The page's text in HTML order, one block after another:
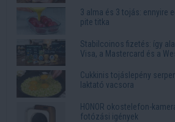
3 alma és 3 tojás: ennyire
pite titka
Stabilcoinos fizetés: így
Visa, a Mastercard és a
Cukkinis tojáslepény
laktató vacsora
HONOR okostelefon-
fotózási igények